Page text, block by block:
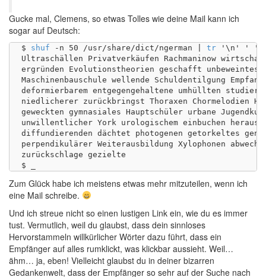
Gucke mal, Clemens, so etwas Tolles wie deine Mail kann ich
sogar auf Deutsch:
$ shuf -n 50 /usr/share/dict/ngerman | tr '\n' ' '
Ultraschällen Privatverkäufen Rachmaninow
ergründen Evolutionstheorien geschafft
Maschinenbauschule wellende Schuldentilgung
deformierbarem entgegengehaltene umhüllten
niedlicherer zurückbringst Thoraxen Chormelodien
geweckten gymnasiales Hauptschüler urbane
unwillentlicher York urologischem einbuchen
diffundierenden dächtet photogenen getorkeltes
perpendikulärer Weiterausbildung Xylophonen
zurückschlage gezielte
Zum Glück habe ich meistens etwas mehr mitzuteilen, wenn ich
eine Mail schreibe.
Und ich streue nicht so einen lustigen Link ein, wie du es immer
tust. Vermutlich, weil du glaubst, dass dein sinnloses
Hervorstammeln willkürlicher Wörter dazu führt, dass ein
Empfänger auf alles rumklickt, was klickbar aussieht. Weil…
ähm… ja, eben! Vielleicht glaubst du in deiner bizarren
Gedankenwelt, dass der Empfänger so sehr auf der Suche nach